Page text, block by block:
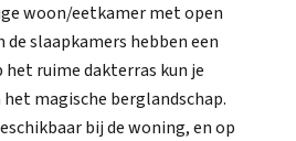
woon/eetkamer met open
de slaapkamers hebben een
het ruime dakterras kun je
magische berglandschap.
bij de woning, en op